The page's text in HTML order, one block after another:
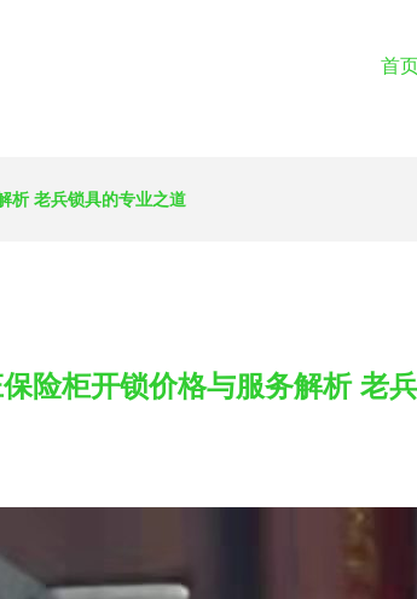
首
析 老兵锁具的专业之道
险柜开锁价格与服务解析 老